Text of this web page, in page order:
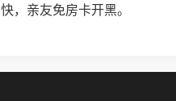
快，亲友免房卡开黑。